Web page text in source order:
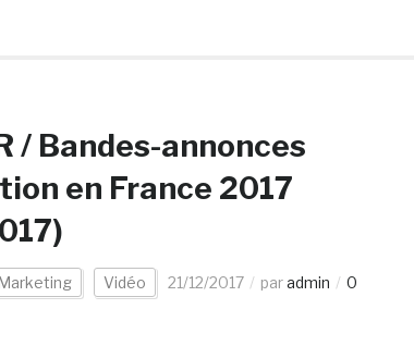
/ Bandes-annonces
en France 2017
Vidéo 21/12/2017 paradmin
0